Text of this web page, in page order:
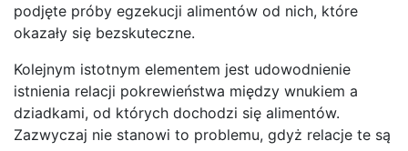
podjęte próby egzekucji alimentów od nich, które
okazały się bezskuteczne.
Kolejnym istotnym elementem jest udowodnienie
istnienia relacji pokrewieństwa między wnukiem a
dziadkami, od których dochodzi się alimentów.
Zazwyczaj nie stanowi to problemu, gdyż relacje te są